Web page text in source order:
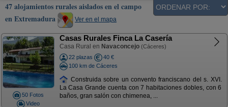
47 alojamientos rurales aislados en el campo
en Extremadura
Ver en el mapa
50 Fotos
Video
Casas Rurales Finca La Casería
Casa Rural en Navaconcejo (Cáceres)
22 plazas
40 €
100 km de Cáceres
Construida sobre un convento franciscano del s. XVI.
La Casa Grande cuenta con 7 habitaciones dobles, con 6
baños, gran salón con chimenea, ...